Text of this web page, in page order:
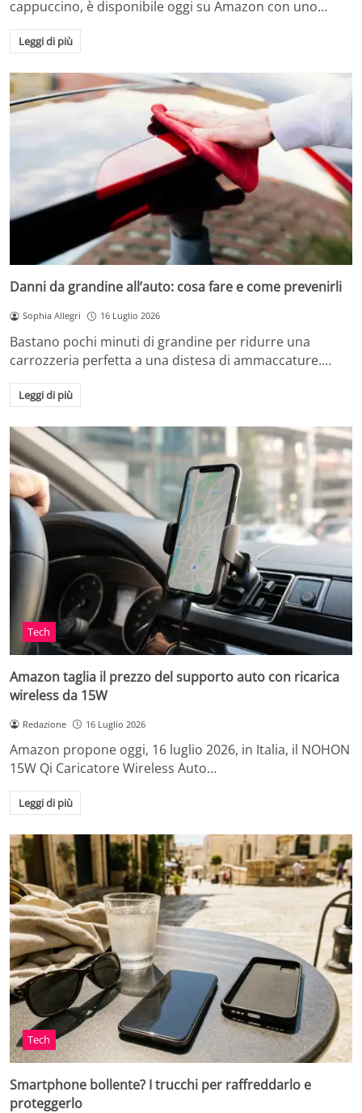
cappuccino, è disponibile oggi su Amazon con uno…
Leggi di più
Danni da grandine all’auto: cosa fare e come prevenirli
Sophia Allegri 16 Luglio 2026
Bastano pochi minuti di grandine per ridurre una
carrozzeria perfetta a una distesa di ammaccature.…
Leggi di più
Tech
Amazon taglia il prezzo del supporto auto con ricarica
wireless da 15W
Redazione 16 Luglio 2026
Amazon propone oggi, 16 luglio 2026, in Italia, il NOHON
15W Qi Caricatore Wireless Auto…
Leggi di più
Tech
Smartphone bollente? I trucchi per raffreddarlo e
proteggerlo